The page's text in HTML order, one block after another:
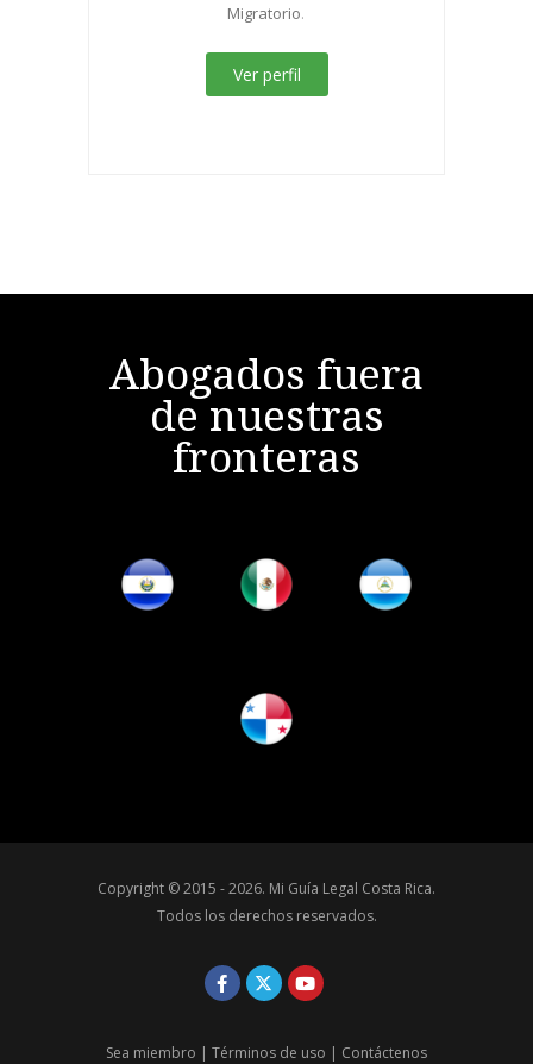
Migratorio.
Ver perfil
Abogados fuera
de nuestras
fronteras
Copyright © 2015 - 2026. Mi Guía Legal Costa Rica.
Todos los derechos reservados.
Sea miembro | Términos de uso | Contáctenos